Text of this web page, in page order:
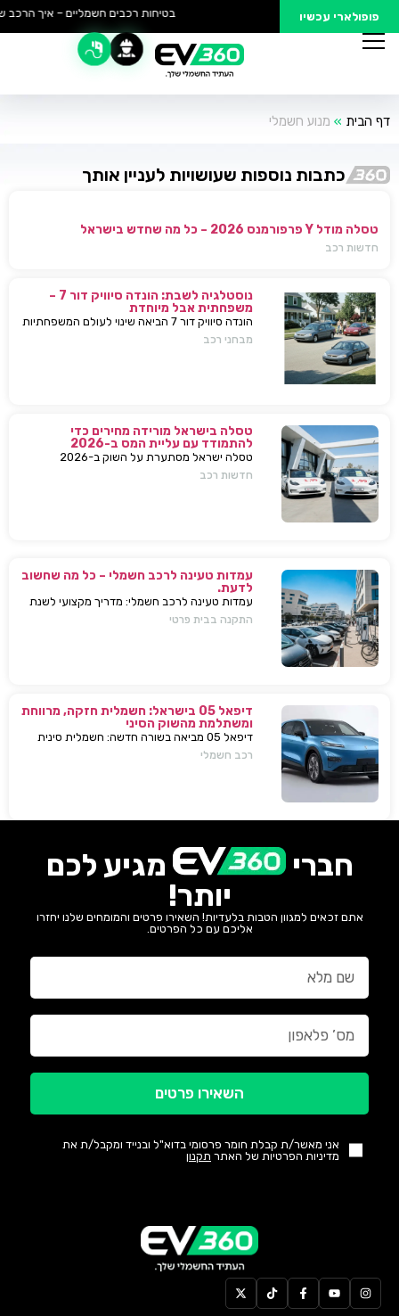
פופולארי עכשיו בטיחות רכבים חשמליים – איך הרכב
דף הבית » מנוע חשמלי
כתבות נוספות שעושויות לעניין אותך
טסלה מודל Y פרפורמנס 2026 – כל מה שחדש בישראל
חדשות רכב
נוסטלגיה לשבת: הונדה סיוויק דור 7 –
משפחתית אבל מיוחדת
הונדה סיוויק דור 7 הביאה שינוי לעולם המשפחתיות
בישראל — כל מה שחשוב לדעת, מפרטים ועד
מבחני רכב
טסלה בישראל מורידה מחירים כדי
להתמודד עם עליית המס ב-2026
טסלה ישראל מסתערת על השוק ב-2026
ומבצעת הפחתות מחירים של עשרות אלפי שקלים
חדשות רכב
עמדות טעינה לרכב חשמלי – כל מה שחשוב
לדעת.
עמדות טעינה לרכב חשמלי: מדריך מקצועי לשנת
2025. בחירת עמדת טעינה, התקנה בבית או
התקנה בבית פרטי
דיפאל 05 בישראל: חשמלית חזקה, מרווחת
ומשתלמת מהשוק הסיני
דיפאל 05 מביאה בשורה חדשה: חשמלית סינית
חזקה, גדולה וזולה שמאיימת לערער את מתחרות
רכב חשמלי
חברי
מגיע לכם
יותר!
אתם זכאים למגוון הטבות בלעדיות! השאירו פרטים והמומחים שלנו יחזרו
אליכם עם כל הפרטים.
אני מאשר/ת קבלת חומר פרסומי בדוא"ל ובנייד ומקבל/ת את
מדיניות הפרטיות של האתר תקנון
השאירו פרטים